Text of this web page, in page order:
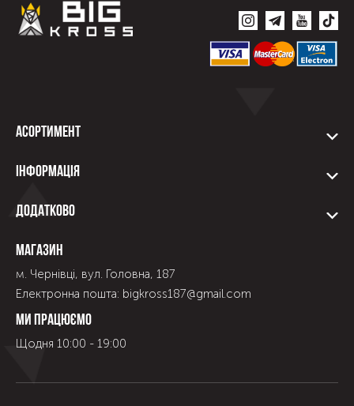
Асортимент
Інформація
Додатково
Магазин
м. Чернівці, вул. Головна, 187
Електронна пошта: bigkross187@gmail.com
Ми працюємо
Щодня 10:00 - 19:00